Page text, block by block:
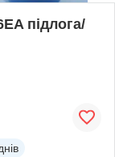
підлога/